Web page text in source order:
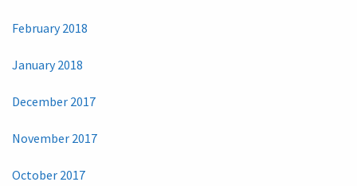
February 2018
January 2018
December 2017
November 2017
October 2017